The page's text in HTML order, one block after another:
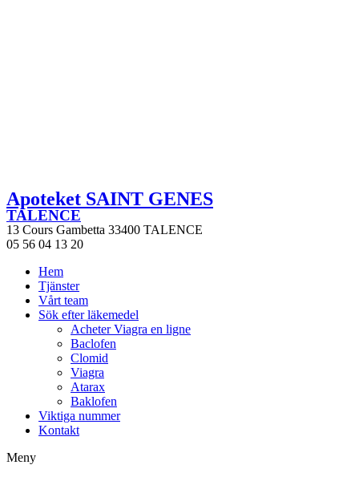
Apoteket SAINT GENES
TALENCE
13 Cours Gambetta 33400 TALENCE
05 56 04 13 20
Hem
Tjänster
Vårt team
Sök efter läkemedel
Acheter Viagra en ligne
Baclofen
Clomid
Viagra
Atarax
Baklofen
Viktiga nummer
Kontakt
Meny